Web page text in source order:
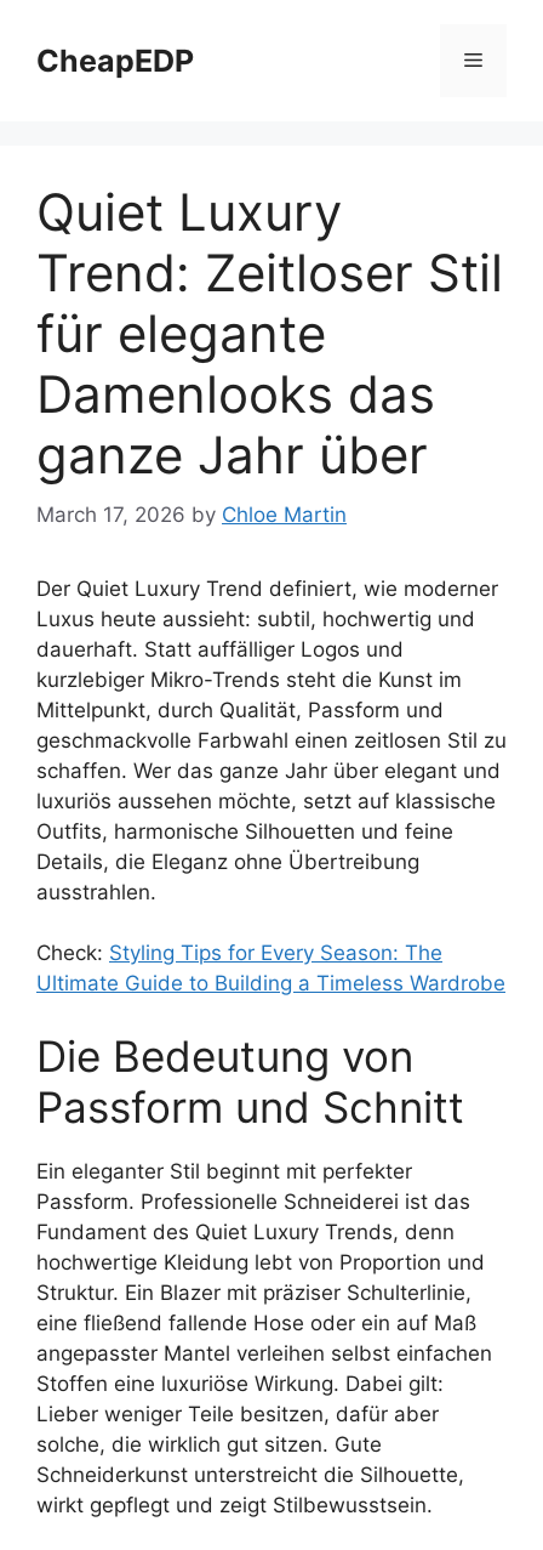
contentCheapEDP Menu
Quiet Luxury
Trend: Zeitloser Stil
für elegante
Damenlooks das
ganze Jahr über
March 17, 2026 by Chloe Martin
Der Quiet Luxury Trend definiert, wie moderner
Luxus heute aussieht: subtil, hochwertig und
dauerhaft. Statt auffälliger Logos und
kurzlebiger Mikro-Trends steht die Kunst im
Mittelpunkt, durch Qualität, Passform und
geschmackvolle Farbwahl einen zeitlosen Stil zu
schaffen. Wer das ganze Jahr über elegant und
luxuriös aussehen möchte, setzt auf klassische
Outfits, harmonische Silhouetten und feine
Details, die Eleganz ohne Übertreibung
ausstrahlen.
Check: Styling Tips for Every Season: The
Ultimate Guide to Building a Timeless Wardrobe
Die Bedeutung von
Passform und Schnitt
Ein eleganter Stil beginnt mit perfekter
Passform. Professionelle Schneiderei ist das
Fundament des Quiet Luxury Trends, denn
hochwertige Kleidung lebt von Proportion und
Struktur. Ein Blazer mit präziser Schulterlinie,
eine fließend fallende Hose oder ein auf Maß
angepasster Mantel verleihen selbst einfachen
Stoffen eine luxuriöse Wirkung. Dabei gilt:
Lieber weniger Teile besitzen, dafür aber
solche, die wirklich gut sitzen. Gute
Schneiderkunst unterstreicht die Silhouette,
wirkt gepflegt und zeigt Stilbewusstsein.